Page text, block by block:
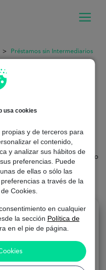
usa cookies
y de terceros para
el contenido,
y analizar sus hábitos de
preferencias. Puede
de ellas o sólo las
a través de la
Cookies.
en cualquier
la sección Política de
en el pie de página.
Préstamos sin Intermediarios
queexisten, son un tipo de
cooperativas de crédito
Es decir, se concede
prestamista y el prestatario.